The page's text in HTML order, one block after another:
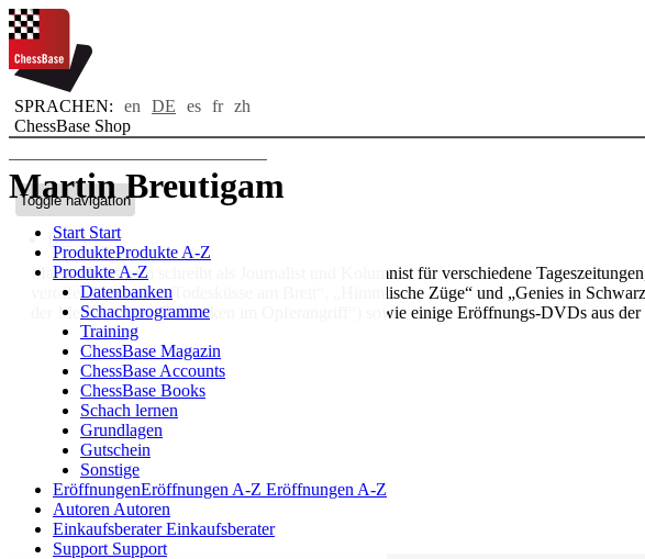
SPRACHEN: en DE es fr zh
ChessBase Shop
Toggle navigation
Start Start
ProdukteProdukte A-Z
Produkte A-Z
Datenbanken
Schachprogramme
Training
ChessBase Magazin
ChessBase Accounts
ChessBase Books
Schach lernen
Grundlagen
Gutschein
Sonstige
EröffnungenEröffnungen A-Z Eröffnungen A-Z
Autoren Autoren
EinkaufsberaterEinkaufsberater
Support Support
Martin Breutigam
Bio
Martin Breutigam schreibt als Journalist und Kolumnist für verschiedene
veröffentlicht, z.B. „Todesküsse am Brett“, „Himmlische Züge“ und „Genies in
der Meister“, „Die Techniken im Opferangriff“) sowie einige Eröffnungs-DVDs aus